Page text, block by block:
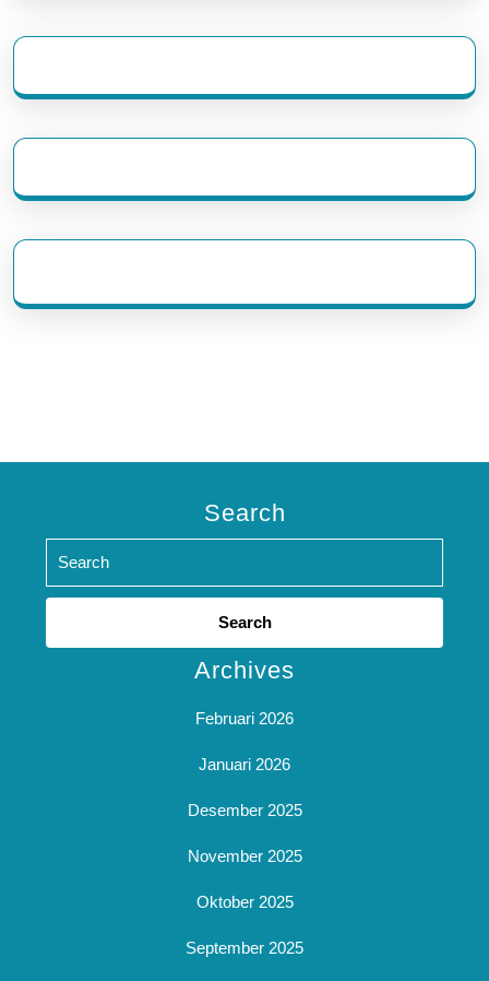
Search
Search
Archives
Februari 2026
Januari 2026
Desember 2025
November 2025
Oktober 2025
September 2025